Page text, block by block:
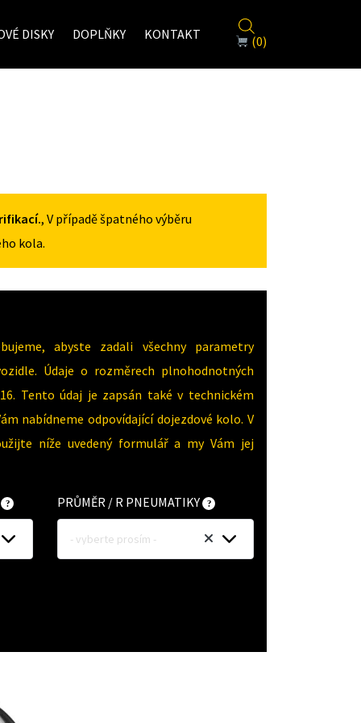
DISKY DOPLŇKY KONTAKT (0)
, V případě špatného výběru
kola.
abyste zadali všechny parametry
Údaje o rozměrech plnohodnotných
Tento údaj je zapsán také v technickém
nabídneme odpovídající dojezdové kolo. V
níže uvedený formulář a my Vám jej
PRŮMĚR / R PNEUMATIKY
- vyberte prosím -